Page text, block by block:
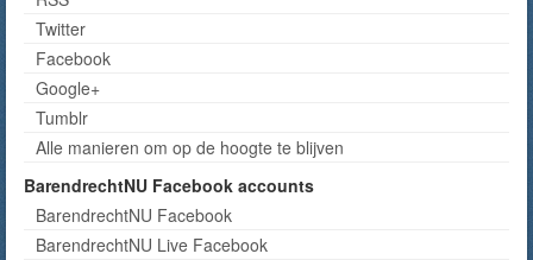
Twitter
Facebook
Google+
Tumblr
Alle manieren om op de hoogte te blijven
BarendrechtNU Facebook accounts
BarendrechtNU Facebook
BarendrechtNU Live Facebook